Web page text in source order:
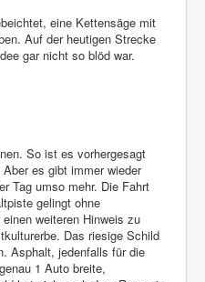
eine Kettensäge mit
Auf der heutigen Strecke
gar nicht so blöd war.
So ist es vorhergesagt
es gibt immer wieder
Tag umso mehr. Die Fahrt
gelingt ohne
weiteren Hinweis zu
Das riesige Schild
Asphalt, jedenfalls für die
1 Auto breite,